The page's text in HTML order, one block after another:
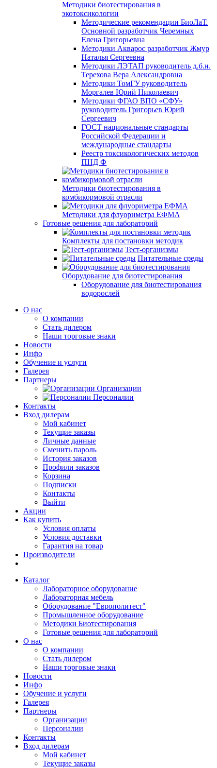
Методики биотестирования в
экотоксикологии
Методические рекомендации БиоЛаТ.
Основной разработчик Черемных
Елена Григорьевна
Методики Акварос разработчик Жмур
Наталья Сергеевна
Методики ЛЭТАП руководитель д.б.н.
Терехова Вера Александровна
Методики ТомГУ руководитель
Моргалев Юрий Николаевич
Методики ФГАО ВПО «СФУ»
руководитель Григорьев Юрий
Сергеевич
ГОСТ национальные стандарты
Российской Федерации и
международные стандарты
Реестр токсикологических методов
ПНД Ф
Методики биотестирования в
комбикормовой отрасли
Методики для флуориметра ЕФМА
Готовые решения для лабораторий
Комплекты для постановки методик
Тест-организмы
Питательные среды
Оборудование для биотестирования
Оборудование для биотестирования
водорослей
О нас
О компании
Стать дилером
Наши торговые знаки
Новости
Инфо
Обучение и услуги
Галерея
Партнеры
Организации
Персоналии
Контакты
Вход дилерам
Мой кабинет
Текущие заказы
Личные данные
Сменить пароль
История заказов
Профили заказов
Корзина
Подписки
Контакты
Выйти
Акции
Как купить
Условия оплаты
Условия доставки
Гарантия на товар
Производители
Каталог
Лабораторное оборудование
Лабораторная мебель
Оборудование "Европолитест"
Промышленное оборудование
Методики Биотестирования
Готовые решения для лабораторий
О нас
О компании
Стать дилером
Наши торговые знаки
Новости
Инфо
Обучение и услуги
Галерея
Партнеры
Организации
Персоналии
Контакты
Вход дилерам
Мой кабинет
Текущие заказы